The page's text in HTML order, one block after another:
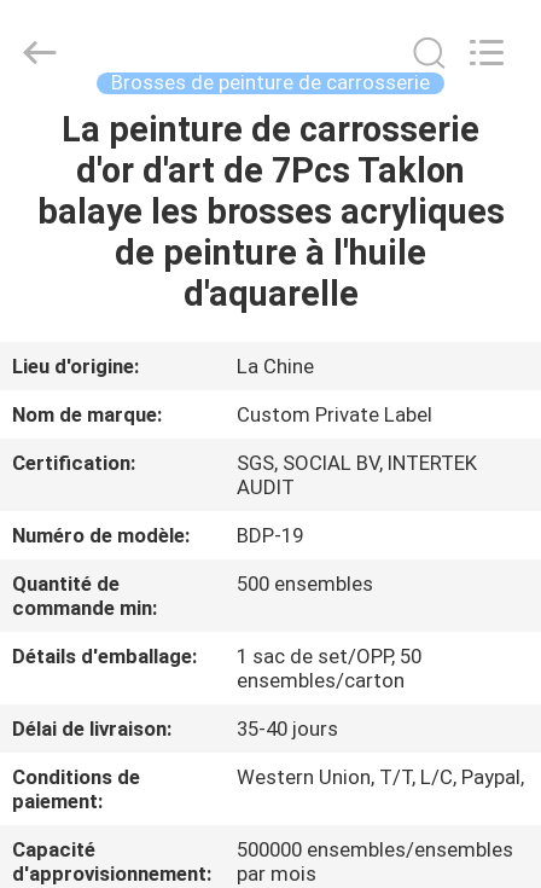
MAISON
PRODUITS
DE
NOUS
VISITE
D'USINE
CONTRÔLE
DE
PLAN
DU
SITE
Chanmy
Cosmetics
Brosses de peinture de carrosserie
La peinture de carrosserie
d'or d'art de 7Pcs Taklon
balaye les brosses acryliques
de peinture à l'huile
d'aquarelle
Lieu d'origine:
La Chine
Nom de marque:
Custom Private Label
Certification:
SGS, SOCIAL BV, INTERTEK
AUDIT
Numéro de modèle:
BDP-19
Quantité de
commande min:
500 ensembles
Détails d'emballage:
1 sac de set/OPP, 50
ensembles/carton
Délai de livraison:
35-40 jours
Conditions de
paiement:
Western Union, T/T, L/C, Paypal,
Capacité
d'approvisionnement:
500000 ensembles/ensembles
par mois